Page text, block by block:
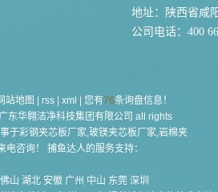
地址：陕西省咸
公司电话：400
站地图 rss xml 您有76条询盘信息！
东华翱洁净科技集团有限公司 all rights
于彩钢夹芯板厂家,玻镁夹芯板厂家,岩棉夹
电咨询！ 捕鱼达人的服务支持：
佛山 湖北 安徽 广州 中山 东莞 深圳